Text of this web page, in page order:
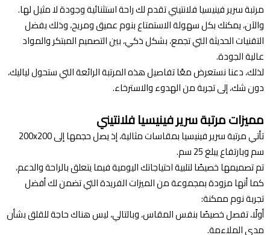
مرتبة سرير فينيسيا فلانتيني تقدم لك راحة استثنائية وجودة لا مثيل لها.
والآن، يمكنك بكل سهولة الاستمتاع بنوم عميق ومريح، وذلك بفضل
التقنيات الحديثة التي تجمع، بشكل ذكي، بين التصميم المبتكر والمواد
عالية الجودة.
لذلك، دعنا نستعرض معًا تفاصيل هذه المرتبة الرائعة التي ستحول لياليك،
دون شك، إلى تجربة من الهدوء والاسترخاء.
مميزات مرتبة سرير فينيسيا فلانتيني
تأتي مرتبة سرير فينيسيا بمقاسات مثالية، إذ يصل حجمها إلى 200x200
سم وبارتفاع يبلغ 25 سم.
تم تصميمها خصيصًا لتلبية احتياجاتك اليومية فيما يتعلق بالراحة والدعم،
كما أنها مزودة بمجموعة من الميزات الفريدة التي تضمن لك أفضل
تجربة نوم ممكنة:
أولًا، تفصل خصيصًا بنفس المقاس، وبالتالي، ليس هناك حاجة للقلق بشأن
مدى الملاءمة.